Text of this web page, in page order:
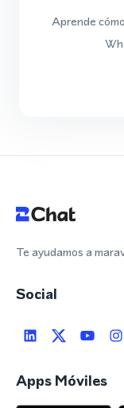
Aprende
Te ayudamos a
Social
Apps Móviles